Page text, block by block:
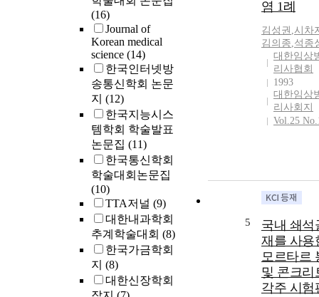
(16)
Journal of
Korean medical
science (14)
한국인터넷방
송통신학회 논문
지 (12)
한국지능시스
템학회 학술발표
논문집 (11)
한국통신학회
학술대회논문집
(10)
TTA저널 (9)
대한내과학회
추계학술대회 (8)
한국가금학회
지 (8)
대한신장학회
염 1례
김성권 ,시차
김의종,석종
대한임상
리사협회
1993
대한임상
리사회지
Vol.25
5
국내 쇄석
재를 사용
모르타르
및 콘크리
각주 시험